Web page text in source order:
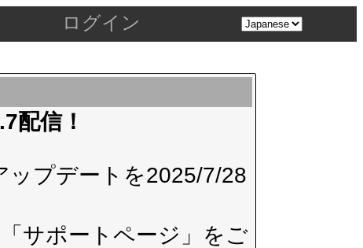
ログイン
配信！
ップデートを2025/7/28
「サポートページ」 をご